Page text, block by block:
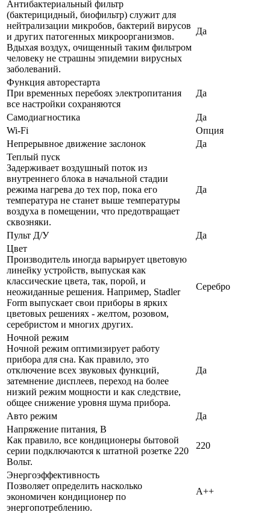
Антибактериальный фильтр
(бактерицидный, биофильтр) служит для
нейтрализации микробов, бактерий вирусов
и других патогенных микроорганизмов.
Вдыхая воздух, очищенный таким фильтром
человеку не страшны эпидемии вирусных
заболеваний.
Да
Функция авторестарта
При временных перебоях электропитания
все настройки сохраняются
Да
Самодиагностика
Да
Wi-Fi
Опция
Непрерывное движение заслонок
Да
Теплый пуск
Задерживает воздушный поток из
внутреннего блока в начальной стадии
режима нагрева до тех пор, пока его
температура не станет выше температуры
воздуха в помещении, что предотвращает
сквозняки.
Да
Пульт Д/У
Да
Цвет
Производитель иногда варьирует цветовую
линейку устройств, выпуская как
классические цвета, так, порой, и
неожиданные решения. Например, Stadler
Form выпускает свои приборы в ярких
цветовых решениях - желтом, розовом,
серебристом и многих других.
Серебро
Ночной режим
Ночной режим оптимизирует работу
прибора для сна. Как правило, это
отключение всех звуковых функций,
затемнение дисплеев, переход на более
низкий режим мощности и как следствие,
общее снижение уровня шума прибора.
Да
Авто режим
Да
Напряжение питания, В
Как правило, все кондиционеры бытовой
серии подключаются к штатной розетке 220
Вольт.
220
Энергоэффективность
Позволяет определить насколько
экономичен кондиционер по
энергопотреблению.
A++